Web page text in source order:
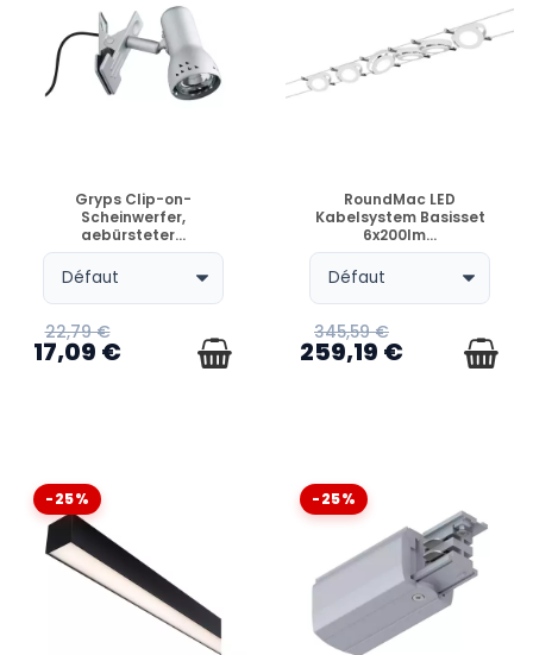
VERFÜGBAR
Gryps Clip-on-
Scheinwerfer,
gebürsteter...
22,79 €
17,09 €
VERFÜGBAR
RoundMac LED
Kabelsystem Basisset
6x200lm...
345,59 €
259,19 €
-25% -25%